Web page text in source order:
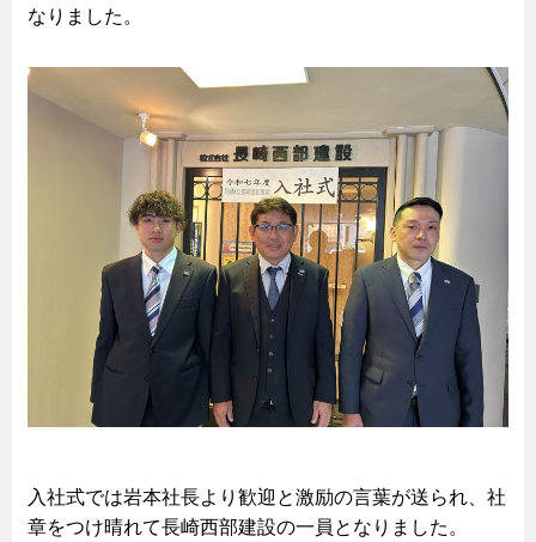
なりました。
入社式では岩本社長より歓迎と激励の言葉が送られ、社
章をつけ晴れて長崎西部建設の一員となりました。